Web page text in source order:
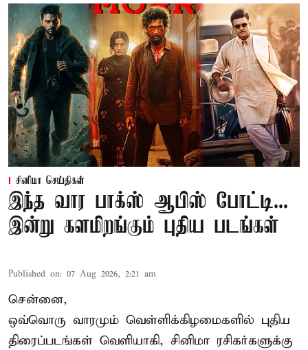
சினிமா செய்திகள்
இந்த வார பாக்ஸ் ஆபிஸ் போட்டி...
இன்று களமிறங்கும் புதிய படங்கள்
Published on: 07 Aug 2026, 2:21 am
சென்னை,
ஒவ்வொரு வாரமும் வெள்ளிக்கிழமைகளில் புதிய
திரைப்படங்கள் வெளியாகி, சினிமா ரசிகர்களுக்கு